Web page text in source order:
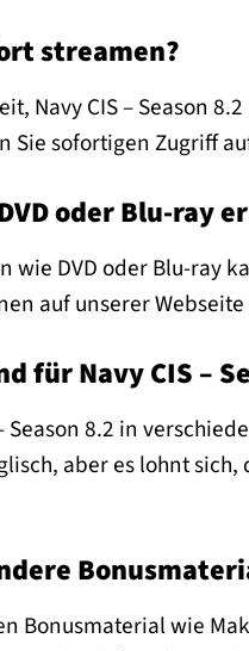
streamen?
Navy CIS – Season
Sie sofortigen Zugriff
oder Blu-ray
DVD oder Blu-ray
auf unserer
für Navy CIS –
Season 8.2 in
aber es lohnt
Bonusmaterial wie